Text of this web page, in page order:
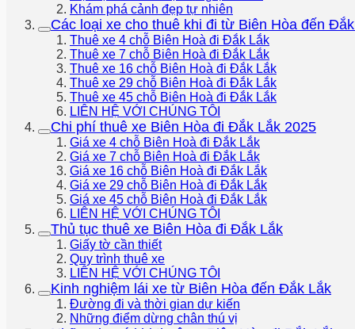
Khám phá cảnh đẹp tự nhiên
Các loại xe cho thuê khi đi từ Biên Hòa đến
Thuê xe 4 chỗ Biên Hoà đi Đắk Lắk
Thuê xe 7 chỗ Biên Hoà đi Đắk Lắk
Thuê xe 16 chỗ Biên Hoà đi Đắk Lắk
Thuê xe 29 chỗ Biên Hoà đi Đắk Lắk
Thuê xe 45 chỗ Biên Hoà đi Đắk Lắk
LIÊN HỆ VỚI CHÚNG TÔI
Chi phí thuê xe Biên Hòa đi Đắk Lắk 2025
Giá xe 4 chỗ Biên Hoà đi Đắk Lắk
Giá xe 7 chỗ Biên Hoà đi Đắk Lắk
Giá xe 16 chỗ Biên Hoà đi Đắk Lắk
Giá xe 29 chỗ Biên Hoà đi Đắk Lắk
Giá xe 45 chỗ Biên Hoà đi Đắk Lắk
LIÊN HỆ VỚI CHÚNG TÔI
Thủ tục thuê xe Biên Hòa đi Đắk Lắk
Giấy tờ cần thiết
Quy trình thuê xe
LIÊN HỆ VỚI CHÚNG TÔI
Kinh nghiệm lái xe từ Biên Hòa đến Đắk Lắk
Đường đi và thời gian dự kiến
Những điểm dừng chân thú vị